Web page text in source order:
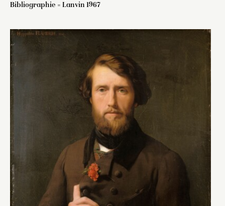
Bibliographie = Lanvin 1967